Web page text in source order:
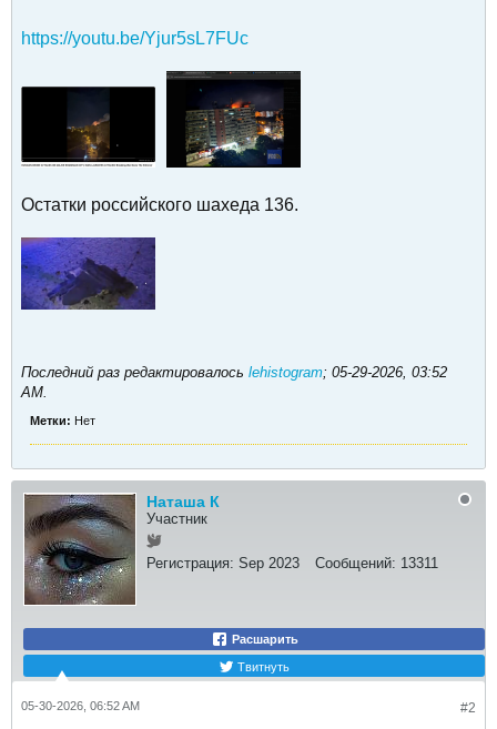
https://youtu.be/Yjur5sL7FUc
Остатки российского шахеда 136.
Последний раз редактировалось lehistogram; 05-29-2026, 03:52
AM.
Метки: Нет
Наташа К
Участник
Регистрация: Sep 2023 Сообщений: 13311
Расшарить
Твитнуть
#2
05-30-2026, 06:52 AM